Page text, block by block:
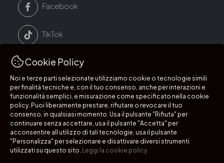
Facebook
TikTok
LinkedIn
Instagram
Segui i nostri canali:
Cookie Policy
Noi e terze parti selezionate utilizziamo cookie o tecnologie simili
per finalità tecniche e, con il tuo consenso, anche per interazioni e
funzionalità semplici, e misurazione come specificato nella cookie
policy. Puoi liberamente prestare, rifiutare o revocare il tuo
consenso, in qualsiasi momento. Usa il pulsante "Rifiuta" per
continuare senza accettare, usa il pulsante "Accetta" per
acconsentire all utilizzo di tali tecnologie, usa il pulsante
"Personalizza" per selezionare e disattivare diversi strumenti
utilizzati su questo sito. Leggi la cookie policy